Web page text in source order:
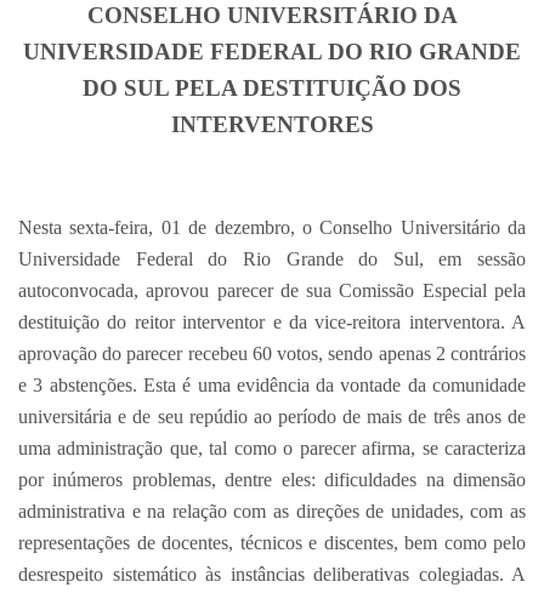
CONSELHO UNIVERSITÁRIO DA
UNIVERSIDADE FEDERAL DO RIO GRANDE
DO SUL PELA DESTITUIÇÃO DOS
INTERVENTORES
Nesta sexta-feira, 01 de dezembro, o Conselho Universitário da
Universidade Federal do Rio Grande do Sul, em sessão
autoconvocada, aprovou parecer de sua Comissão Especial pela
destituição do reitor interventor e da vice-reitora interventora. A
aprovação do parecer recebeu 60 votos, sendo apenas 2 contrários
e 3 abstenções. Esta é uma evidência da vontade da comunidade
universitária e de seu repúdio ao período de mais de três anos de
uma administração que, tal como o parecer afirma, se caracteriza
por inúmeros problemas, dentre eles: dificuldades na dimensão
administrativa e na relação com as direções de unidades, com as
representações de docentes, técnicos e discentes, bem como pelo
desrespeito sistemático às instâncias deliberativas colegiadas. A